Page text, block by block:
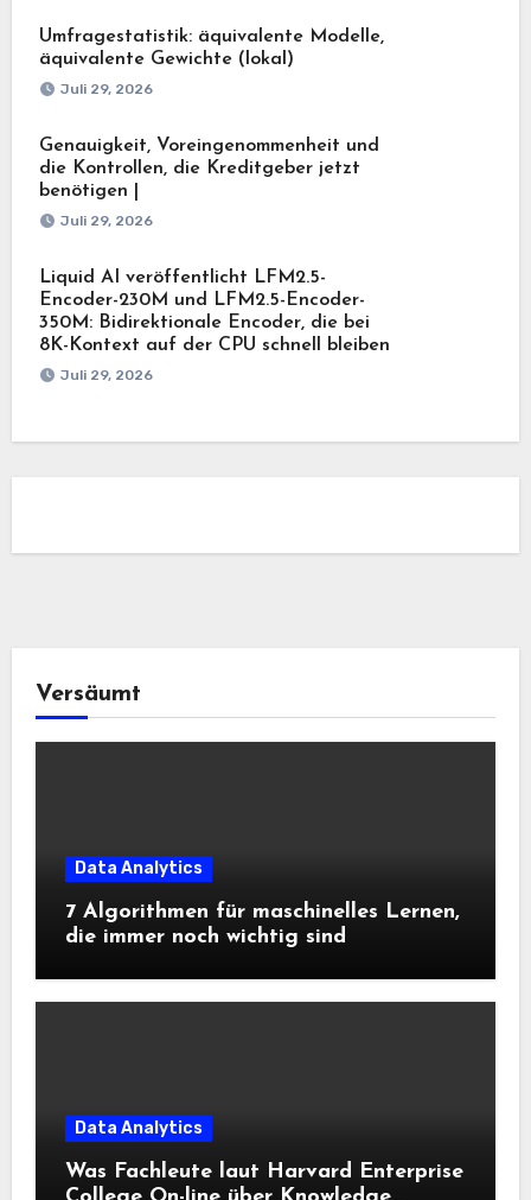
Umfragestatistik: äquivalente Modelle,
äquivalente Gewichte (lokal)
Juli 29, 2026
Genauigkeit, Voreingenommenheit und
die Kontrollen, die Kreditgeber jetzt
benötigen |
Juli 29, 2026
Liquid AI veröffentlicht LFM2.5-
Encoder-230M und LFM2.5-Encoder-
350M: Bidirektionale Encoder, die bei
8K-Kontext auf der CPU schnell bleiben
Juli 29, 2026
Versäumt
Data Analytics
7 Algorithmen für maschinelles Lernen,
die immer noch wichtig sind
Data Analytics
Was Fachleute laut Harvard Enterprise